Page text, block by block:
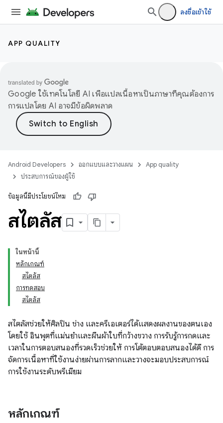
ลงชื่อเข้าใช้
APP QUALITY
Google ใช้เทคโนโลยี AI เพื่อแปลเนื้อหาเป็นภาษาที่คุณต้องการ
การแปลโดย AI อาจมีข้อผิดพลาด
Android Developers ออกแบบและวางแผน
App quality
ประสบการณ์ของผู้ใช้
ข้อมูลนี้มีประโยชน์ไหม
สไตลัส
ในหน้านี้
หลักเกณฑ์
สไตลัส
การทดสอบ
สไตลัส
สไตลัสช่วยให้ศิลปิน ช่าง และครีเอเตอร์ได้แสดงผลงานของตนเอง
โดยใช้ อินพุตที่แม่นยำและผืนผ้าใบที่กว้างขวาง การรับรู้การกดและ
เวลาในการตอบสนองที่รวดเร็วช่วยให้ การโต้ตอบตอบสนองได้ดี การ
จัดการเนื้อหาที่ใช้งานง่ายผ่านการลากและวางจะมอบประสบการณ์
การใช้งานระดับพรีเมียม
หลักเกณฑ์